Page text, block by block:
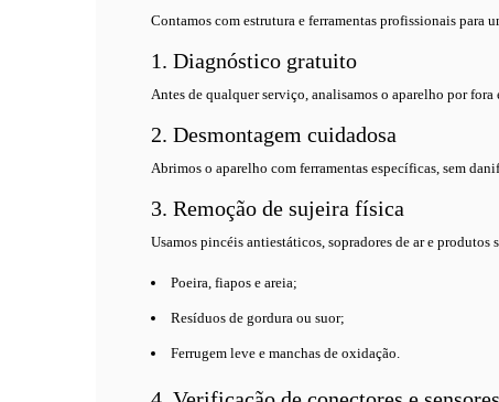
Contamos com estrutura e ferramentas profissionais para
1. Diagnóstico gratuito
Antes de qualquer serviço, analisamos o aparelho por
2. Desmontagem cuidadosa
Abrimos o aparelho com ferramentas específicas, sem
3. Remoção de sujeira física
Usamos pincéis antiestáticos, sopradores de ar e produtos
Poeira, fiapos e areia;
Resíduos de gordura ou suor;
Ferrugem leve e manchas de oxidação.